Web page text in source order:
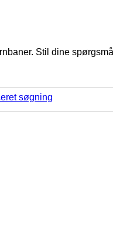
Stil dine
søgning